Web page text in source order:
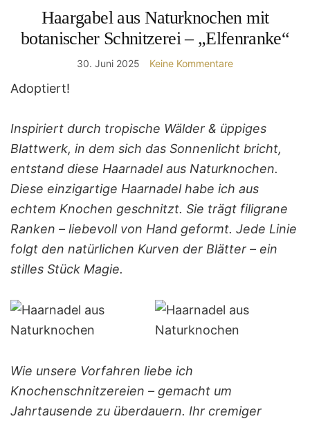
Haargabel aus Naturknochen mit
botanischer Schnitzerei – „Elfenranke“
30. Juni 2025 Keine Kommentare
Adoptiert!
Inspiriert durch tropische Wälder & üppiges
Blattwerk, in dem sich das Sonnenlicht bricht,
entstand diese Haarnadel aus Naturknochen.
Diese einzigartige Haarnadel habe ich aus
echtem Knochen geschnitzt. Sie trägt filigrane
Ranken – liebevoll von Hand geformt. Jede Linie
folgt den natürlichen Kurven der Blätter – ein
stilles Stück Magie.
Wie unsere Vorfahren liebe ich
Knochenschnitzereien – gemacht um
Jahrtausende zu überdauern. Ihr cremiger